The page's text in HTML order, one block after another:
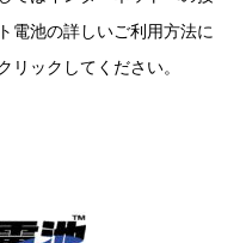
電池の詳しいご利用方法に
リックしてください。